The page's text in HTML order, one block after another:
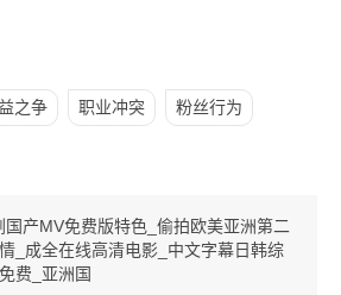
之争 职业冲突 粉丝行为
国产MV免费版特色_偷拍欧美亚洲第二
_成全在线高清电影_中文字幕日韩综
费_亚洲国